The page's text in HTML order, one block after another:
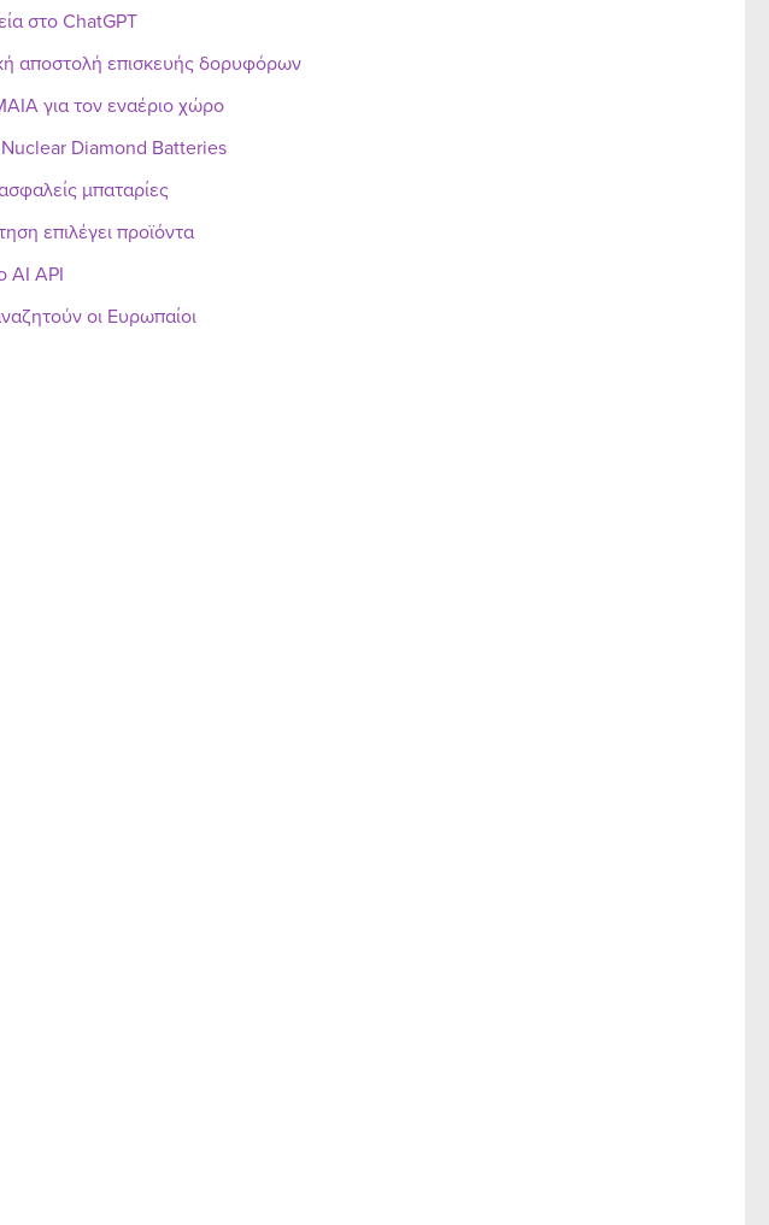
στο ChatGPT
αποστολή επισκευής δορυφόρων
για τον εναέριο χώρο
Nuclear Diamond Batteries
μπαταρίες
επιλέγει προϊόντα
AI API
οι Ευρωπαίοι